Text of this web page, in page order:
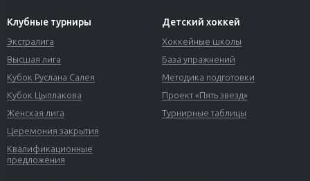
Клубные турниры
Экстралига
Высшая лига
Кубок Руслана Салея
Кубок Цыплакова
Женская лига
Церемония закрытия
Квалификационные
предложения
Детский хоккей
Хоккейные школы
База упражнений
Методика подготовки
Проект «Пять звезд»
Турнирные таблицы